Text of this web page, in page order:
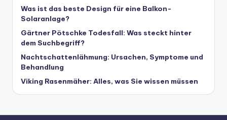
Was ist das beste Design für eine Balkon-
Solaranlage?
Gärtner Pötschke Todesfall: Was steckt hinter
dem Suchbegriff?
Nachtschattenlähmung: Ursachen, Symptome und
Behandlung
Viking Rasenmäher: Alles, was Sie wissen müssen